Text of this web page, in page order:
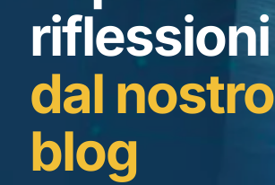
riflessioni
dal nostro
blog